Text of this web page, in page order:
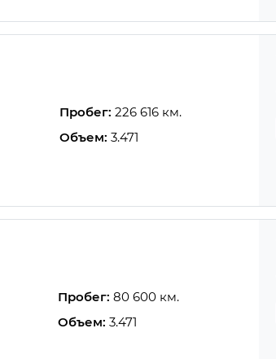
Пробег: 226 616 км.
Объем: 3.471
Пробег: 80 600 км.
Объем: 3.471